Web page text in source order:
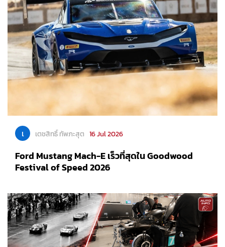
เ เตชสิทธิ์ ทัพภะสุต 16 Jul 2026
Ford Mustang Mach-E เร็วที่สุดใน Goodwood
Festival of Speed 2026